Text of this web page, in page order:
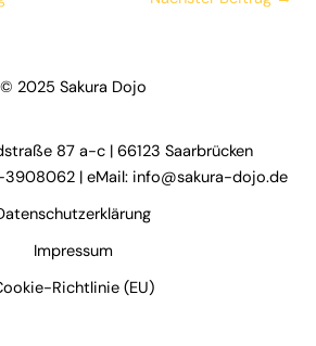
© 2025 Sakura Dojo
87 a-c | 66123 Saarbrücken
3908062 | eMail: info@sakura-dojo.de
Impressum
Richtlinie (EU)